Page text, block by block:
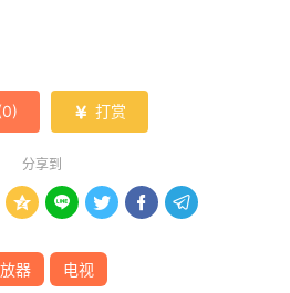
0)  打赏
分享到
    
器 电视